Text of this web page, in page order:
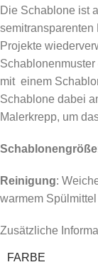
Die Schablone ist
semitransparenten
Projekte
mit einem
Schablone dabei
Malerkrepp, um
Schablonengröße
Reinigung:
warmem
Zusätzliche
FARBE